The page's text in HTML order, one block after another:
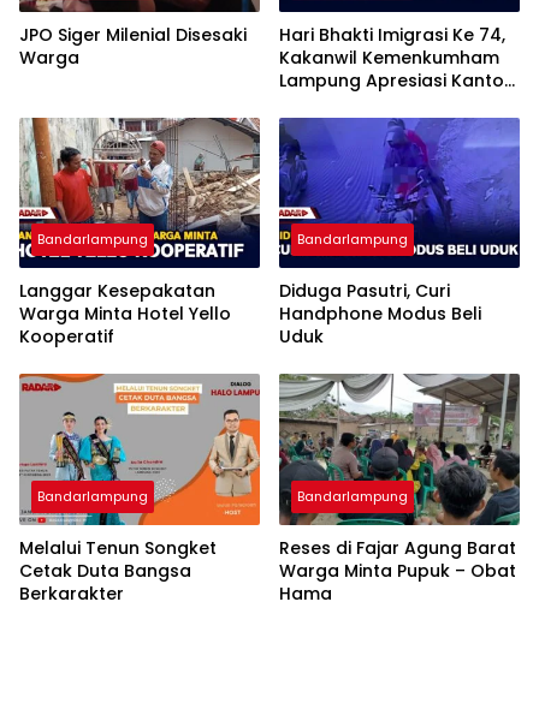
JPO Siger Milenial Disesaki
Warga
Hari Bhakti Imigrasi Ke 74,
Kakanwil Kemenkumham
Lampung Apresiasi Kantor
Bandarlampung
Langgar Kesepakatan
Warga Minta Hotel Yello
Kooperatif
Bandarlampung
Diduga Pasutri, Curi
Handphone Modus Beli
Uduk
Bandarlampung
Melalui Tenun Songket
Cetak Duta Bangsa
Berkarakter
Bandarlampung
Reses di Fajar Agung Barat
Warga Minta Pupuk – Obat
Hama